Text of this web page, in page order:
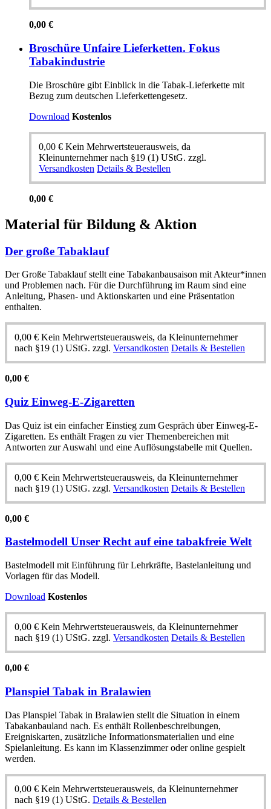
0,00 €
Broschüre Unfaire Lieferketten. Fokus
Tabakindustrie
Die Broschüre gibt Einblick in die Tabak-Lieferkette mit
Bezug zum deutschen Lieferkettengesetz.
Download Kostenlos
0,00 € Kein Mehrwertsteuerausweis, da
Kleinunternehmer nach §19 (1) UStG. zzgl.
Versandkosten Details & Bestellen
0,00 €
Material für Bildung & Aktion
Der große Tabaklauf
Der Große Tabaklauf stellt eine Tabakanbausaison mit Akteur*innen
und Problemen nach. Für die Durchführung im Raum sind eine
Anleitung, Phasen- und Aktionskarten und eine Präsentation
enthalten.
0,00 € Kein Mehrwertsteuerausweis, da Kleinunternehmer
nach §19 (1) UStG. zzgl. Versandkosten Details & Bestellen
0,00 €
Quiz Einweg-E-Zigaretten
Das Quiz ist ein einfacher Einstieg zum Gespräch über Einweg-E-
Zigaretten. Es enthält Fragen zu vier Themenbereichen mit
Antworten zur Auswahl und eine Auflösungstabelle mit Quellen.
0,00 € Kein Mehrwertsteuerausweis, da Kleinunternehmer
nach §19 (1) UStG. zzgl. Versandkosten Details & Bestellen
0,00 €
Bastelmodell Unser Recht auf eine tabakfreie Welt
Bastelmodell mit Einführung für Lehrkräfte, Bastelanleitung und
Vorlagen für das Modell.
Download Kostenlos
0,00 € Kein Mehrwertsteuerausweis, da Kleinunternehmer
nach §19 (1) UStG. zzgl. Versandkosten Details & Bestellen
0,00 €
Planspiel Tabak in Bralawien
Das Planspiel Tabak in Bralawien stellt die Situation in einem
Tabakanbauland nach. Es enthält Rollenbeschreibungen,
Ereigniskarten, zusätzliche Informationsmaterialien und eine
Spielanleitung. Es kann im Klassenzimmer oder online gespielt
werden.
0,00 € Kein Mehrwertsteuerausweis, da Kleinunternehmer
nach §19 (1) UStG. Details & Bestellen